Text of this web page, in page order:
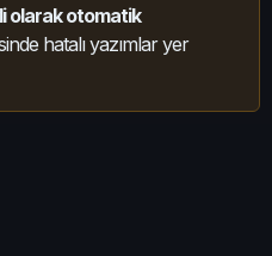
olarak otomatik
hatalı yazımlar yer